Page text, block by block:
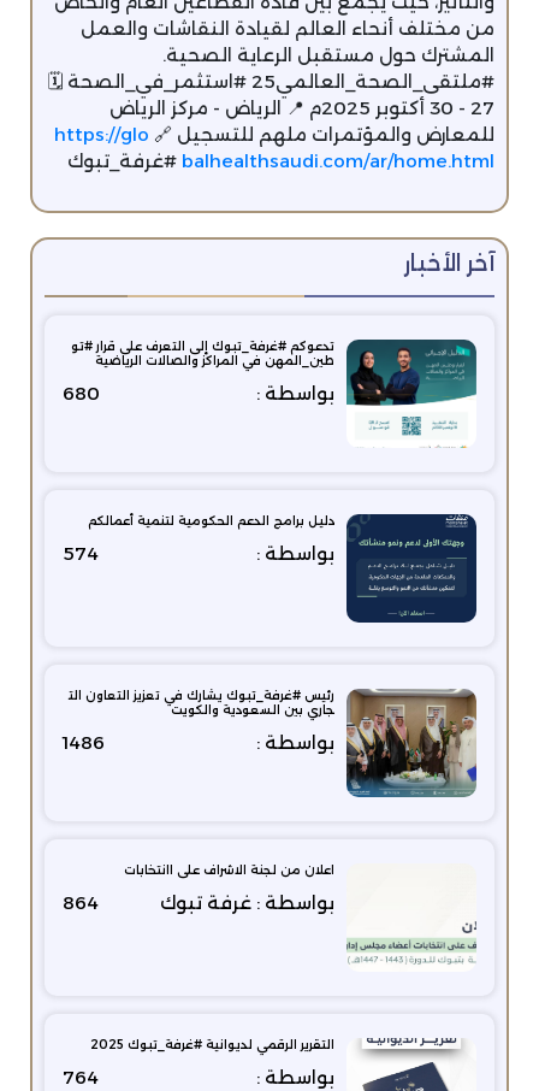
من مختلف أنحاء العالم لقيادة النقاشات والعمل
المشترك حول مستقبل الرعاية الصحية.
#ملتقى_الصحة_العالمي25 #استثمر_في_الصحة 🗓
27 - 30 أكتوبر 2025م 📍 الرياض - مركز الرياض
للمعارض والمؤتمرات ملهم للتسجيل 🔗 https://glo
balhealthsaudi.com/ar/home.html #غرفة_تبوك
آخر الأخبار
تدعوكم #غرفة_تبوك إلى التعرف على قرار #تو
طين_المهن في المراكز والصالات الرياضية
بواسطة : 680
دليل برامج الدعم الحكومية لتنمية أعمالكم
بواسطة : 574
رئيس #غرفة_تبوك يشارك في تعزيز التعاون الت
جاري بين السعودية والكويت
بواسطة : 1486
اعلان من لجنة الاشراف على اانتخابات
بواسطة : غرفة تبوك 864
التقرير الرقمي لديوانية ⁧‫#غرفة_تبوك‬⁩ 2025
بواسطة : 764